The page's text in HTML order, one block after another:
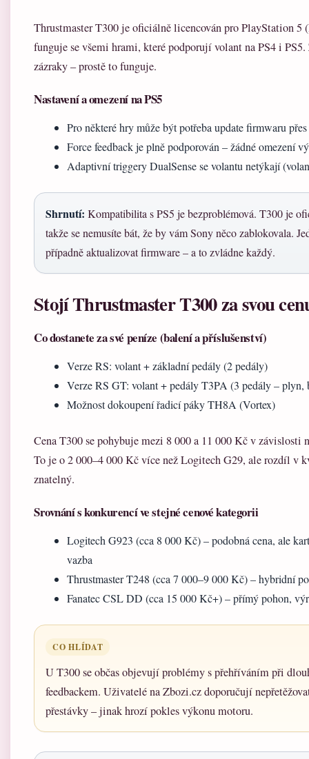
Thrustmaster T300 je oficiálně licencován pro PlayStation 5
funguje se všemi hrami, které podporují volant na PS4 i PS5.
zázraky – prostě to funguje.
Nastavení a omezení na PS5
Pro některé hry může být potřeba update firmwaru
Force feedback je plně podporován – žádné omezení
Adaptivní triggery DualSense se volantu netýkají
Shrnutí: Kompatibilita s PS5 je bezproblémová. T300 je
takže se nemusíte bát, že by vám Sony něco zablokovala.
případně aktualizovat firmware – a to zvládne každý.
Stojí Thrustmaster T300 za svou
Co dostanete za své peníze (balení a příslušenství)
Verze RS: volant + základní pedály (2 pedály)
Verze RS GT: volant + pedály T3PA (3 pedály – plyn,
Možnost dokoupení řadicí páky TH8A (Vortex)
Cena T300 se pohybuje mezi 8 000 a 11 000 Kč v závislosti
To je o 2 000–4 000 Kč více než Logitech G29, ale rozdíl v
znatelný.
Srovnání s konkurencí ve stejné cenové kategorii
Logitech G923 (cca 8 000 Kč) – podobná cena, ale
vazba
Thrustmaster T248 (cca 7 000–9 000 Kč) – hybridní
Fanatec CSL DD (cca 15 000 Kč+) – přímý pohon,
CO HLÍDAT
U T300 se občas objevují problémy s přehříváním při
feedbackem. Uživatelé na Zbozi.cz doporučují
přestávky – jinak hrozí pokles výkonu motoru.